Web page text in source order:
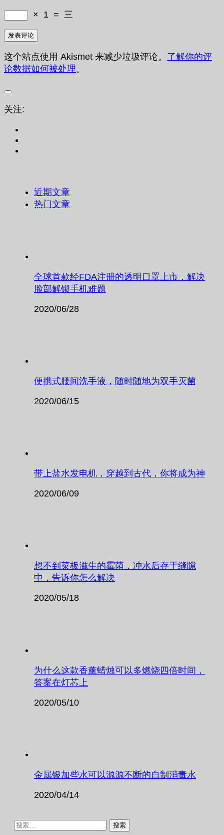
× 1 = 三
这个站点使用 Akismet 来减少垃圾评论。 了解你的评
论数据如何被处理。
关注:
近期文章
热门文章
全球首款经FDA注册的透明口罩上市，解决
脸部解锁手机难题
2020/06/28
便携式腰间洗手液，随时随地为双手灭菌
2020/06/15
带上盐水发电机，穿越到古代，你将成为神
2020/06/09
想不到菜板滋生的霉菌，冲水后存于缝隙
中，告诉你怎么解决
2020/05/18
为什么这款香薰蜡烛可以多燃烧四倍时间，
答案在灯芯上
2020/05/10
金属银加些水可以源源不断的自制消毒水
2020/04/14
搜